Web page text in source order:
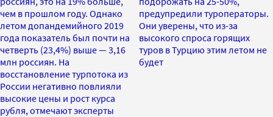
чем в прошлом году. Однако
летом допандемийного 2019
года показатель был почти на
четверть (23,4%) выше — 3,16
млн россиян. На
восстановление турпотока из
России негативно повлияли
высокие цены и рост курса
рубля, отмечают эксперты
предупредили туроператоры.
Они уверены, что из-за
высокого спроса горящих
туров в Турцию этим летом не
будет